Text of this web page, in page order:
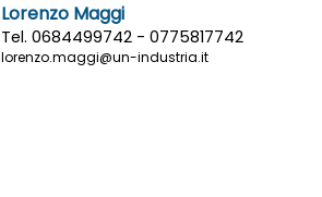
Lorenzo Maggi
Tel. 0684499742 - 0775817742
lorenzo.maggi@un-industria.it